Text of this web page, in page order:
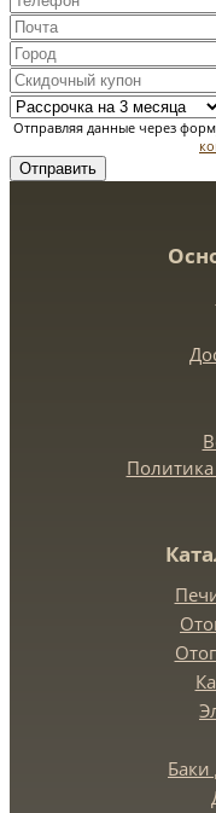
Отправляя данные через
Отправить
Баки